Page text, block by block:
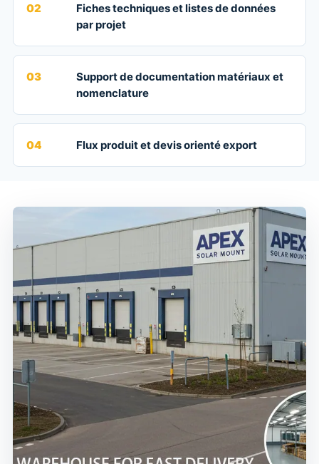
02
Fiches techniques et listes de données
par projet
03
Support de documentation matériaux et
nomenclature
04 Flux produit et devis orienté export